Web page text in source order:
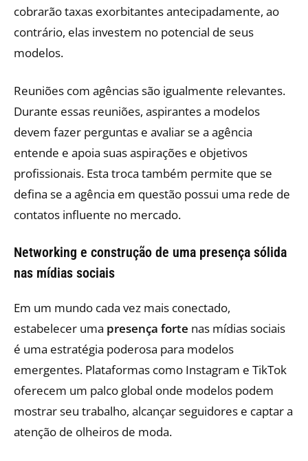
cobrarão taxas exorbitantes antecipadamente, ao
contrário, elas investem no potencial de seus
modelos.
Reuniões com agências são igualmente relevantes.
Durante essas reuniões, aspirantes a modelos
devem fazer perguntas e avaliar se a agência
entende e apoia suas aspirações e objetivos
profissionais. Esta troca também permite que se
defina se a agência em questão possui uma rede de
contatos influente no mercado.
Networking e construção de uma presença sólida
nas mídias sociais
Em um mundo cada vez mais conectado,
estabelecer uma presença forte nas mídias sociais
é uma estratégia poderosa para modelos
emergentes. Plataformas como Instagram e TikTok
oferecem um palco global onde modelos podem
mostrar seu trabalho, alcançar seguidores e captar a
atenção de olheiros de moda.